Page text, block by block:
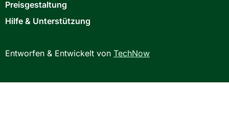
Preisgestaltung
Hilfe & Unterstützung
Entworfen & Entwickelt von TechNow